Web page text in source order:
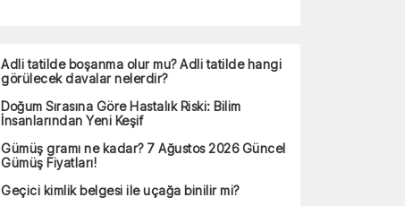
Adli tatilde boşanma olur mu? Adli tatilde hangi
görülecek davalar nelerdir?
Doğum Sırasına Göre Hastalık Riski: Bilim
İnsanlarından Yeni Keşif
Gümüş gramı ne kadar? 7 Ağustos 2026 Güncel
Gümüş Fiyatları!
Geçici kimlik belgesi ile uçağa binilir mi?